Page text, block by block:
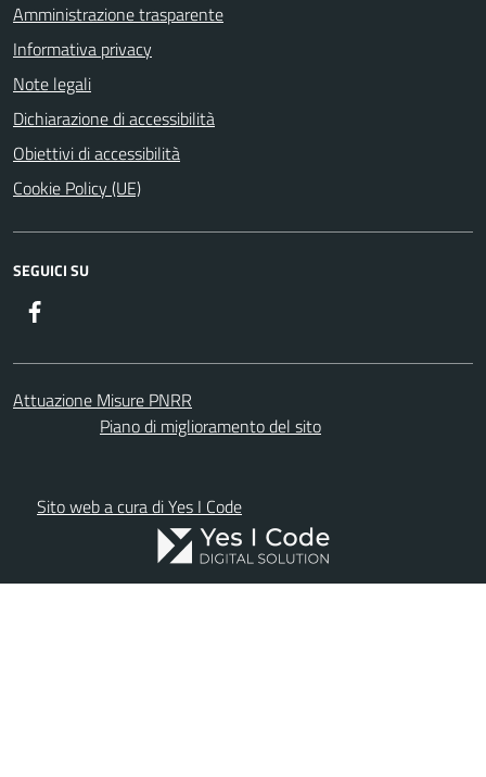
Amministrazione trasparente
Informativa privacy
Note legali
Dichiarazione di accessibilità
Obiettivi di accessibilità
Cookie Policy (UE)
SEGUICI SU
Attuazione Misure PNRR
Piano di miglioramento del sito
Sito web a cura di Yes I Code